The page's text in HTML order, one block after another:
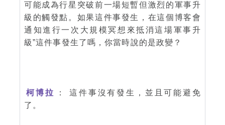
可能成為行星突破前一場短暫但激烈的軍事升
級的觸發點。如果這件事發生，在這個博客會
通知進行一次大規模冥想來抵消這場軍事升
級”這件事發生了嗎，你當時說的是政變？
柯博拉
： 這件事沒有發生，並且可能避免
了。